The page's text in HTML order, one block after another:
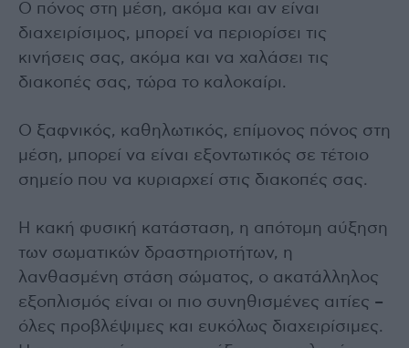
Ο πόνος στη μέση, ακόμα και αν είναι
διαχειρίσιμος, μπορεί να περιορίσει τις
κινήσεις σας, ακόμα και να χαλάσει τις
διακοπές σας, τώρα το καλοκαίρι.
Ο ξαφνικός, καθηλωτικός, επίμονος πόνος στη
μέση, μπορεί να είναι εξοντωτικός σε τέτοιο
σημείο που να κυριαρχεί στις διακοπές σας.
Η κακή φυσική κατάσταση, η απότομη αύξηση
των σωματικών δραστηριοτήτων, η
λανθασμένη στάση σώματος, ο ακατάλληλος
εξοπλισμός είναι οι πιο συνηθισμένες αιτίες –
όλες προβλέψιμες και ευκόλως διαχειρίσιμες.